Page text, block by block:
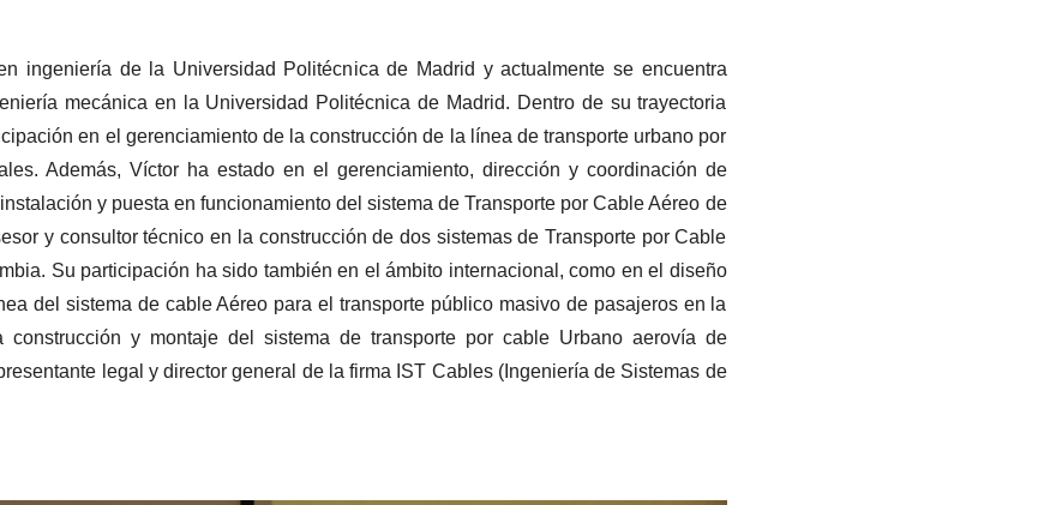
ingeniería de la Universidad Politécnica de Madrid y actualmente se encuentra
mecánica en la Universidad Politécnica de Madrid. Dentro de su trayectoria
en el gerenciamiento de la construcción de la línea de transporte urbano por
Además, Víctor ha estado en el gerenciamiento, dirección y coordinación de
y puesta en funcionamiento del sistema de Transporte por Cable Aéreo de
y consultor técnico en la construcción de dos sistemas de Transporte por Cable
Su participación ha sido también en el ámbito internacional, como en el diseño
del sistema de cable Aéreo para el transporte público masivo de pasajeros en la
y montaje del sistema de transporte por cable Urbano aerovía de
legal y director general de la firma IST Cables (Ingeniería de Sistemas de